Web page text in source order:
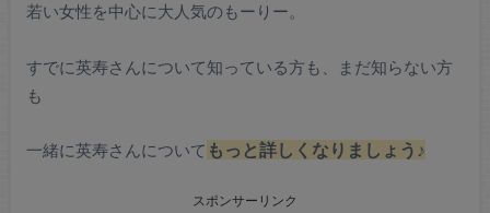
若い女性を中心に大人気のもーりー。
すでに英寿さんについて知っている方も、まだ知らない方
も
一緒に英寿さんについて もっと詳しくなりましょう♪
スポンサーリンク